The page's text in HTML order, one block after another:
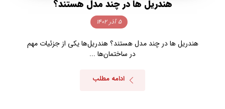
هندریل ها در چند مدل هستند؟
۵ آذر ۱۴۰۲
هندریل ها در چند مدل هستند؟ هندریل‌ها یکی از جزئیات مهم
در ساختمان‌ها ...
ادامه مطلب